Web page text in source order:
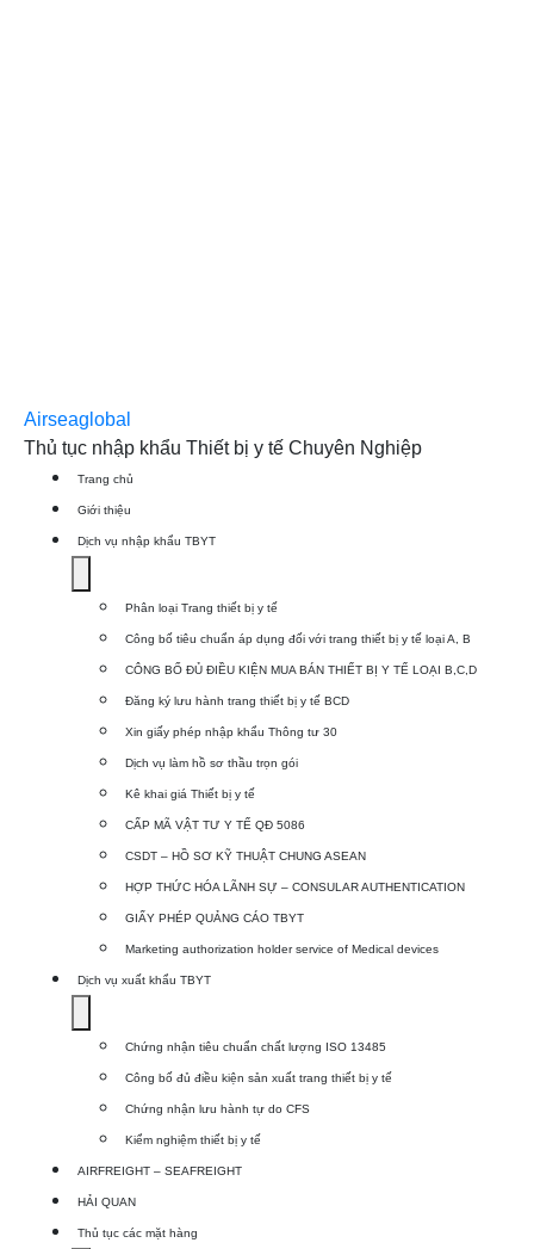
Airseaglobal
Thủ tục nhập khẩu Thiết bị y tế Chuyên Nghiệp
Trang chủ
Giới thiệu
Dịch vụ nhập khẩu TBYT
submenu
TBYT
Phân loại Trang thiết bị y tế
Công bố tiêu chuẩn áp dụng đối với trang thiết bị y tế loại A, B
CÔNG BỐ ĐỦ ĐIỀU KIỆN MUA BÁN THIẾT BỊ Y TẾ LOẠI B,C,D
Đăng ký lưu hành trang thiết bị y tế BCD
Xin giấy phép nhập khẩu Thông tư 30
Dịch vụ làm hồ sơ thầu trọn gói
Kê khai giá Thiết bị y tế
CẤP MÃ VẬT TƯ Y TẾ QĐ 5086
CSDT – HỒ SƠ KỸ THUẬT CHUNG ASEAN
HỢP THỨC HÓA LÃNH SỰ – CONSULAR AUTHENTICATION
GIẤY PHÉP QUẢNG CÁO TBYT
Marketing authorization holder service of Medical devices
Dịch vụ xuất khẩu TBYT
submenu
TBYT
Chứng nhận tiêu chuẩn chất lượng ISO 13485
Công bố đủ điều kiện sản xuất trang thiết bị y tế
Chứng nhận lưu hành tự do CFS
Kiểm nghiệm thiết bị y tế
AIRFREIGHT – SEAFREIGHT
HẢI QUAN
Thủ tục các mặt hàng